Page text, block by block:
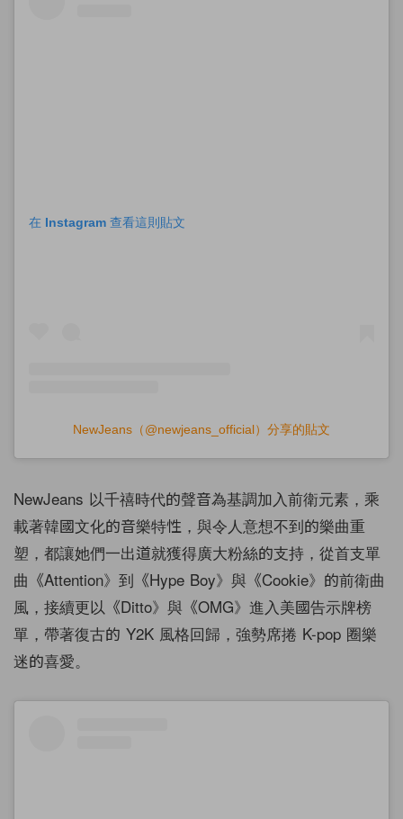
在 Instagram 查看這則貼文
NewJeans（@newjeans_official）分享的貼文
NewJeans 以千禧時代的聲音為基調加入前衛元素，乘
載著韓國文化的音樂特性，與令人意想不到的樂曲重
塑，都讓她們一出道就獲得廣大粉絲的支持，從首支單
曲《Attention》到《Hype Boy》與《Cookie》的前衛曲
風，接續更以《Ditto》與《OMG》進入美國告示牌榜
單，帶著復古的 Y2K 風格回歸，強勢席捲 K-pop 圈樂
迷的喜愛。